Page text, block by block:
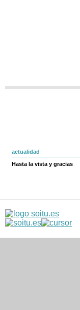
actualidad
Hasta la vista y gracias